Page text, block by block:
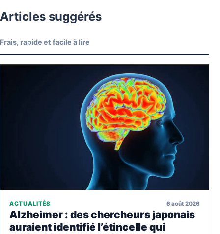
Articles suggérés
Frais, rapide et facile à lire
ACTUALITÉS 6 août 2026
Alzheimer : des chercheurs japonais
auraient identifié l’étincelle qui